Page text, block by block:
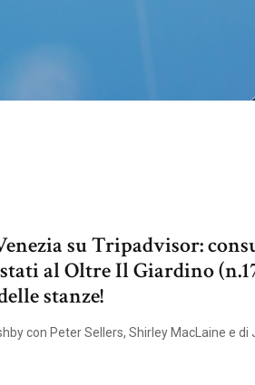
su Tripadvisor:
al Oltre Il Giardino
stanze!
con Peter Sellers, Shirley MacLaine e